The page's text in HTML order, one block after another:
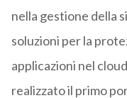
nella gestione della
soluzioni per la
applicazioni nel
realizzato il primo